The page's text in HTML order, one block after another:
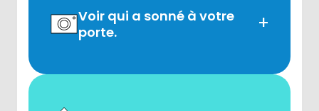
+
Voir qui a sonné à votre
porte.